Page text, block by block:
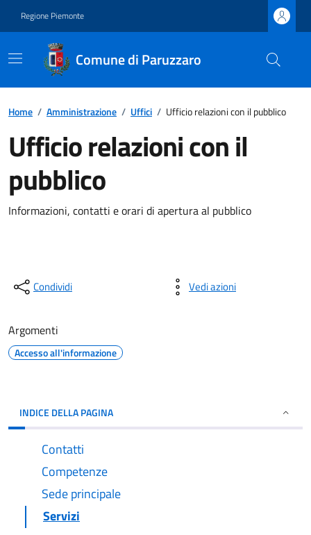
Regione Piemonte
Comune di Paruzzaro
Home / Amministrazione / Uffici / Ufficio relazioni con il pubblico
Ufficio relazioni con il
pubblico
Informazioni, contatti e orari di apertura al pubblico
Condividi Vedi azioni
Argomenti
Accesso all'informazione
INDICE DELLA PAGINA
Contatti
Competenze
Sede principale
Servizi